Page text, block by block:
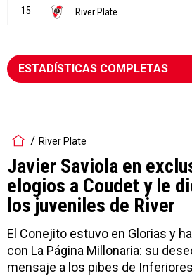
ESTADÍSTICAS COMPLETAS
River Plate
Javier Saviola en
elogios a Coudet y le
los juveniles de River
El Conejito estuvo en Glorias y
con La Página Millonaria: su
mensaje a los pibes de